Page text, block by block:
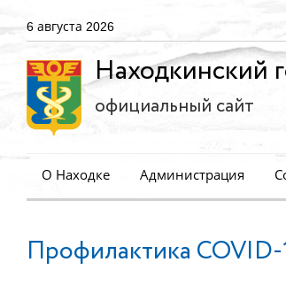
6 августа 2026
Находкинский
официальный сайт
О Находке Администрация
Профилактика COVID-